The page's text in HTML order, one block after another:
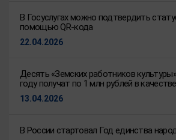
В Госуслугах можно подтвердить
помощью QR-кода
22.04.2026
Десять «Земских работников
году получат по 1 млн рублей в
13.04.2026
В России стартовал Год единства